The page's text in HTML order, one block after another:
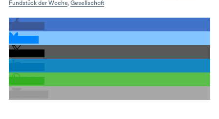
Fundstück der Woche,Gesellschaft